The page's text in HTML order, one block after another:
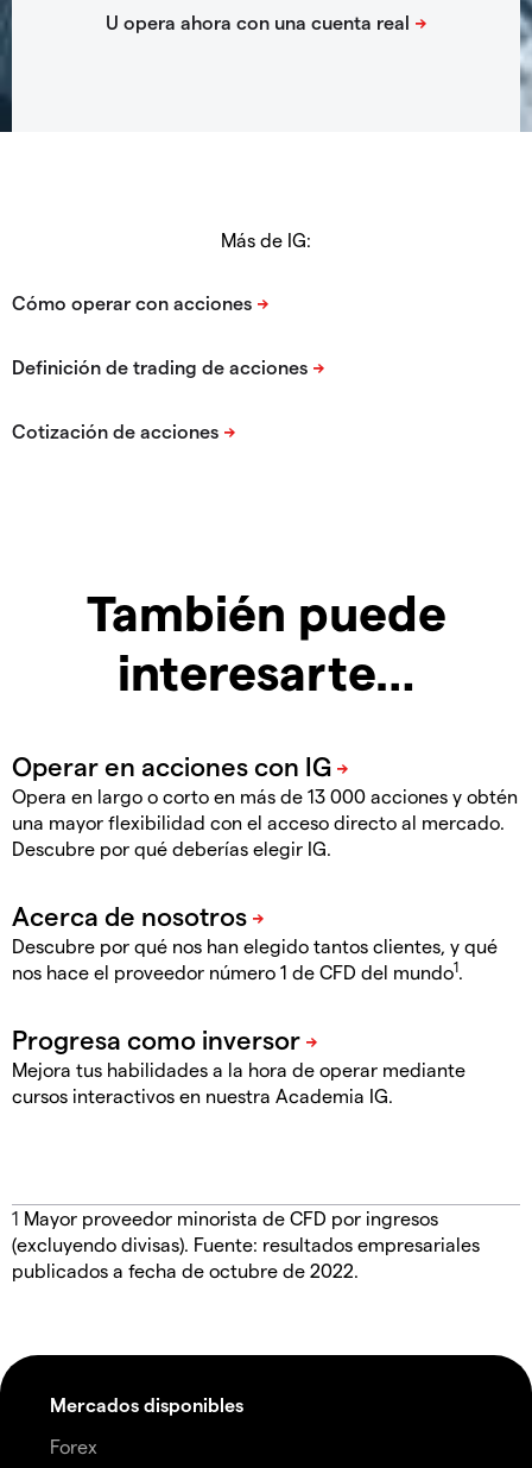
Más de IG:
También puede
interesarte…
Opera en largo o corto en más de 13 000 acciones y obtén
una mayor flexibilidad con el acceso directo al mercado.
Descubre por qué deberías elegir IG.
Descubre por qué nos han elegido tantos clientes, y qué
nos hace el proveedor número 1 de CFD del mundo1.
Mejora tus habilidades a la hora de operar mediante
cursos interactivos en nuestra Academia IG.
1 Mayor proveedor minorista de CFD por ingresos
(excluyendo divisas). Fuente: resultados empresariales
publicados a fecha de octubre de 2022.
Mercados disponibles
Forex